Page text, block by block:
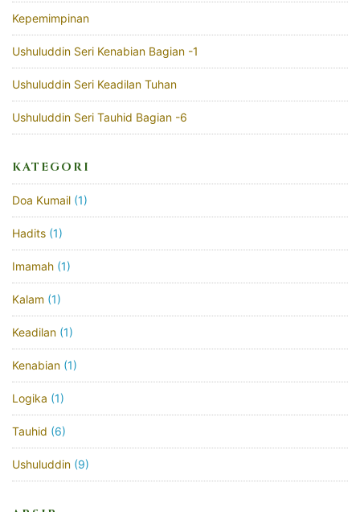
Kepemimpinan
Ushuluddin Seri Kenabian Bagian -1
Ushuluddin Seri Keadilan Tuhan
Ushuluddin Seri Tauhid Bagian -6
KATEGORI
Doa Kumail (1)
Hadits (1)
Imamah (1)
Kalam (1)
Keadilan (1)
Kenabian (1)
Logika (1)
Tauhid (6)
Ushuluddin (9)